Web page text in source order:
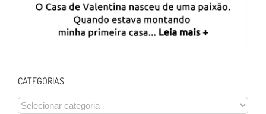
CATEGORIAS
CATEGORIAS